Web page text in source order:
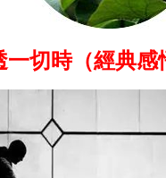
一切時（經典